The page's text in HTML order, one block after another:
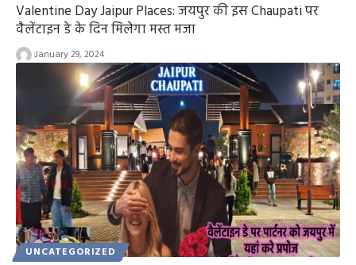
Valentine Day Jaipur Places: जयपुर की इस Chaupati पर
वैलेंटाइन डे के दिन मिलेगा मस्त मजा
January 29, 2024
UNCATEGORIZED